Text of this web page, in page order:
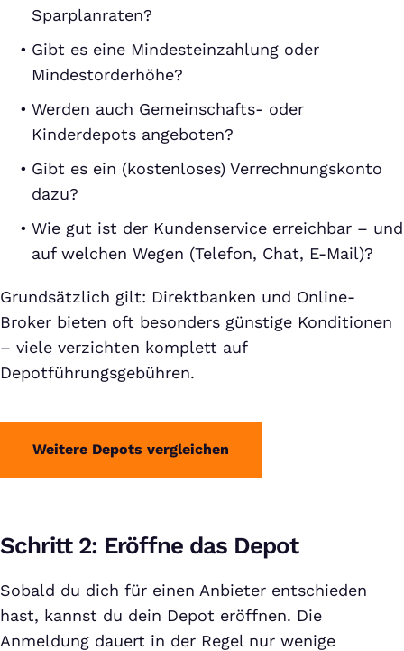
Sparplanraten?
Gibt es eine Mindesteinzahlung oder
Mindestorderhöhe?
Werden auch Gemeinschafts- oder
Kinderdepots angeboten?
Gibt es ein (kostenloses) Verrechnungskonto
dazu?
Wie gut ist der Kundenservice erreichbar – und
auf welchen Wegen (Telefon, Chat, E-Mail)?
Grundsätzlich gilt: Direktbanken und Online-
Broker bieten oft besonders günstige Konditionen
– viele verzichten komplett auf
Depotführungsgebühren.
Weitere Depots vergleichen
Schritt 2: Eröffne das Depot
Sobald du dich für einen Anbieter entschieden
hast, kannst du dein Depot eröffnen. Die
Anmeldung dauert in der Regel nur wenige